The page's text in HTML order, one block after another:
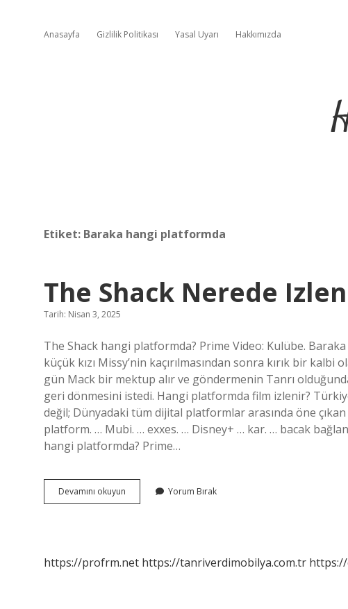
Anasayfa Gizlilik Politikası Yasal Uyarı Hakkımızda
Etiket: Baraka hangi platformda
The Shack Nerede
Tarih: Nisan 3, 2025
The Shack hangi platformda? Prime Video: Kulübe.
küçük kızı Missy’nin kaçırılmasından sonra kırık bir
gün Mack bir mektup alır ve göndermenin Tanrı
geri dönmesini istedi. Hangi platformda film izlenir?
değil; Dünyadaki tüm dijital platformlar arasında öne
platform. … Mubi. … exxes. … Disney+ … kar. … bacak
hangi platformda? Prime…
Devamını okuyun
Shack
Yorum Bırak
https://profrm.net https://tanriverdimobilya.com.tr